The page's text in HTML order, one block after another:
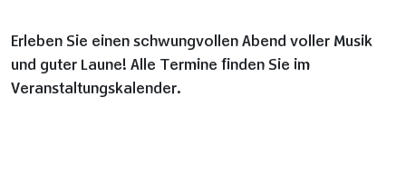
Erleben Sie einen schwungvollen Abend voller Musik
und guter Laune! Alle Termine finden Sie im
Veranstaltungskalender.